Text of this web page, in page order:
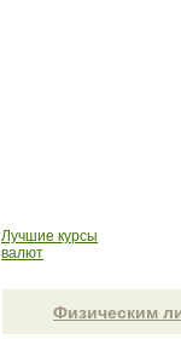
Лучшие курсы
валют
Физическим